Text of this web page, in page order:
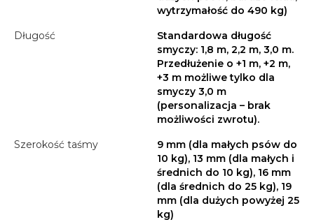
wytrzymałość do 490 kg)
Długość
Standardowa długość
smyczy: 1,8 m, 2,2 m, 3,0 m.
Przedłużenie o +1 m, +2 m,
+3 m możliwe tylko dla
smyczy 3,0 m
(personalizacja – brak
możliwości zwrotu).
Szerokość taśmy
9 mm (dla małych psów do
10 kg), 13 mm (dla małych i
średnich do 10 kg), 16 mm
(dla średnich do 25 kg), 19
mm (dla dużych powyżej 25
kg)